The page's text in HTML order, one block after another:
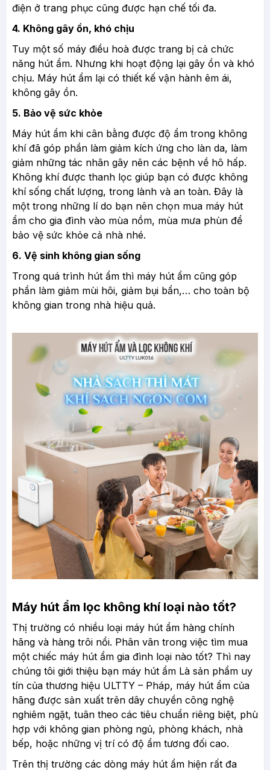
điện ở trang phục cũng được hạn chế tối đa.
4. Không gây ồn, khó chịu
Tuy một số máy điều hoà được trang bị cả chức
năng hút ẩm. Nhưng khi hoạt động lại gây ồn và khó
chịu. Máy hút ẩm lại có thiết kế vận hành êm ái,
không gây ồn.
5. Bảo vệ sức khỏe
Máy hút ẩm khi cân bằng được độ ẩm trong không
khí đã góp phần làm giảm kích ứng cho làn da, làm
giảm những tác nhân gây nên các bệnh về hô hấp.
Không khí được thanh lọc giúp bạn có được không
khí sống chất lượng, trong lành và an toàn. Đây là
một trong những lí do bạn nên chọn mua máy hút
ẩm cho gia đình vào mùa nồm, mùa mưa phùn để
bảo vệ sức khỏe cả nhà nhé.
6. Vệ sinh không gian sống
Trong quá trình hút ẩm thì máy hút ẩm cũng góp
phần làm giảm mùi hôi, giảm bụi bẩn,… cho toàn bộ
không gian trong nhà hiệu quả.
Máy hút ẩm lọc không khí loại nào tốt?
Thị trường có nhiều loại máy hút ẩm hàng chính
hãng và hàng trôi nổi. Phân vân trong việc tìm mua
một chiếc máy hút ẩm gia đình loại nào tốt? Thì nay
chúng tôi giới thiệu bạn máy hút ẩm Là sản phẩm uy
tín của thương hiệu ULTTY – Pháp, máy hút ẩm của
hãng được sản xuất trên dây chuyền công nghệ
nghiêm ngặt, tuân theo các tiêu chuẩn riêng biệt, phù
hợp với không gian phòng ngủ, phòng khách, nhà
bếp, hoặc những vị trí có độ ẩm tương đối cao.
Trên thị trường các dòng máy hút ẩm hiện rất đa